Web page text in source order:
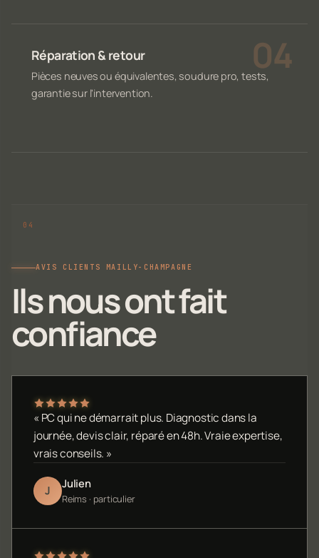
Réparation & retour
Pièces neuves ou équivalentes, soudure pro, tests,
garantie sur l'intervention.
AVIS CLIENTS MAILLY-CHAMPAGNE
Ils nous ont fait
confiance
« PC qui ne démarrait plus. Diagnostic dans la
journée, devis clair, réparé en 48h. Vraie expertise,
vrais conseils. »
J Julien
Reims · particulier